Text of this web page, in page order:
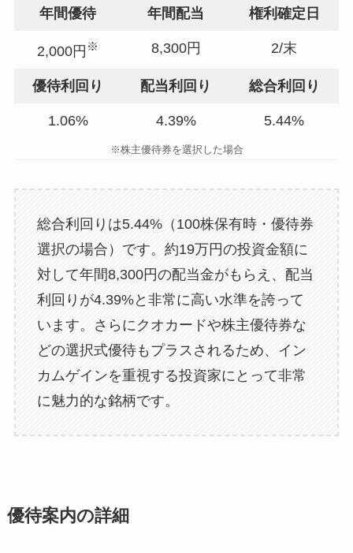
年間優待 年間配当 権利確定日
2,000円 ※ 8,300円 2/末
優待利回り 配当利回り 総合利回り
1.06% 4.39% 5.44%
※株主優待券を選択した場合
総合利回りは5.44%（100株保有時・優待券
選択の場合）です。約19万円の投資金額に
対して年間8,300円の配当金がもらえ、配当
利回りが4.39%と非常に高い水準を誇って
います。さらにクオカードや株主優待券な
どの選択式優待もプラスされるため、イン
カムゲインを重視する投資家にとって非常
に魅力的な銘柄です。
優待案内の詳細